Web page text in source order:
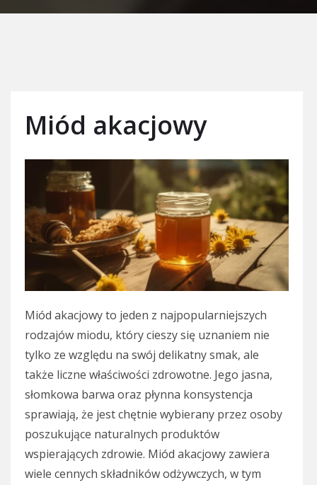
Miód akacjowy
Miód akacjowy to jeden z najpopularniejszych
rodzajów miodu, który cieszy się uznaniem nie
tylko ze względu na swój delikatny smak, ale
także liczne właściwości zdrowotne. Jego jasna,
słomkowa barwa oraz płynna konsystencja
sprawiają, że jest chętnie wybierany przez osoby
poszukujące naturalnych produktów
wspierających zdrowie. Miód akacjowy zawiera
wiele cennych składników odżywczych, w tym